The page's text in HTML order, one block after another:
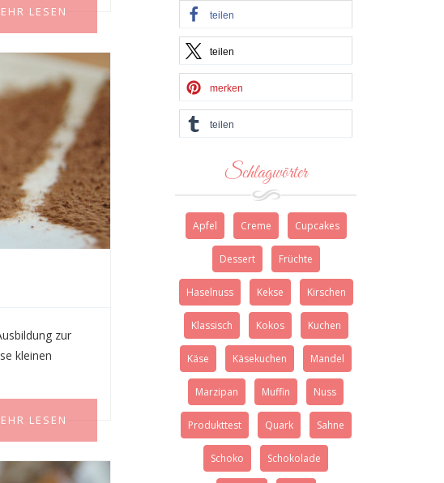
LESEN
zur
kleinen
LESEN
teilen
teilen
merken
teilen
Schlagwörter
Apfel Creme Cupcakes
Dessert Früchte
Haselnuss Kekse Kirschen
Klassisch Kokos Kuchen
Käse Käsekuchen Mandel
Marzipan Muffin Nuss
Produkttest Quark Sahne
Schoko Schokolade